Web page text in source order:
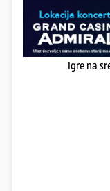
Igre na